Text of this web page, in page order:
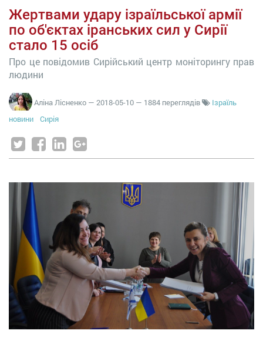
Жертвами удару ізраїльської армії
по об'єктах іранських сил у Сирії
стало 15 осіб
Про це повідомив Сирійський центр моніторингу прав
людини
Аліна Лісненко — 2018-05-10 — 1884 переглядів
Ізраїль
новини
Сирія